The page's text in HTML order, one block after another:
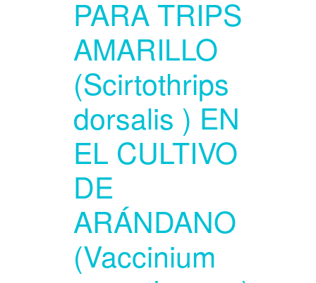
PARA TRIPS
AMARILLO
(Scirtothrips
dorsalis ) EN
EL CULTIVO
DE
ARÁNDANO
(Vaccinium